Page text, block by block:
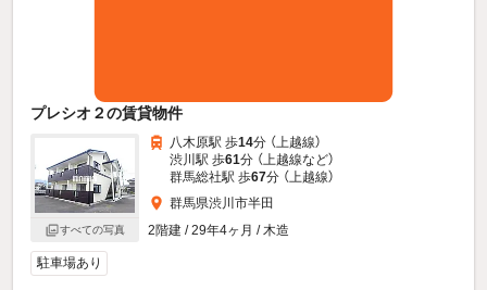
プレシオ２の賃貸物件
すべての写真
八木原駅 歩14分 （上越線）
渋川駅 歩61分 （上越線など）
群馬総社駅 歩67分 （上越線）
群馬県渋川市半田
2階建 / 29年4ヶ月 / 木造
駐車場あり